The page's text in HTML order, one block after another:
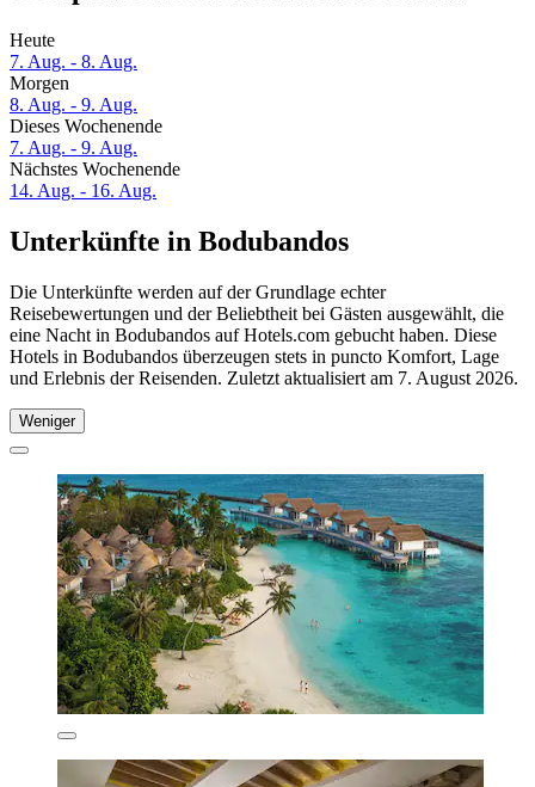
Heute
7. Aug. - 8. Aug.
Morgen
8. Aug. - 9. Aug.
Dieses Wochenende
7. Aug. - 9. Aug.
Nächstes Wochenende
14. Aug. - 16. Aug.
Unterkünfte in Bodubandos
Die Unterkünfte werden auf der Grundlage echter
Reisebewertungen und der Beliebtheit bei Gästen ausgewählt, die
eine Nacht in Bodubandos auf Hotels.com gebucht haben. Diese
Hotels in Bodubandos überzeugen stets in puncto Komfort, Lage
und Erlebnis der Reisenden. Zuletzt aktualisiert am 7. August 2026.
Weniger